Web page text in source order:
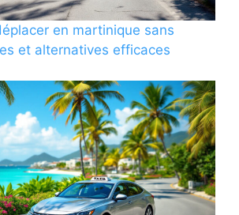
en martinique sans
et alternatives efficaces